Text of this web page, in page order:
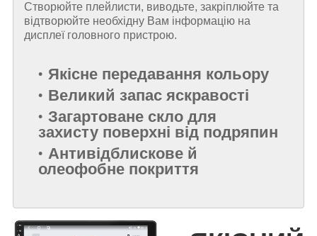
Створюйте плейлисти, виводьте, закріплюйте та
відтворюйте необхідну Вам інформацію на
дисплеї головного пристрою.
Якісне передавання кольору
Великий запас яскравості
Загартоване скло для
захисту поверхні від подряпин
Антивідблискове й
олеофобне покриття